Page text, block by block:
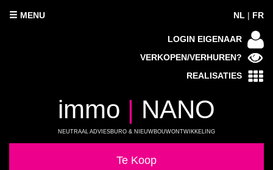
MENU NL | FR
LOGIN EIGENAAR
VERKOPEN/VERHUREN?
REALISATIES
immo | NANO
NEUTRAAL ADVIESBURO & NIEUWBOUWONTWIKKELING
Te Koop